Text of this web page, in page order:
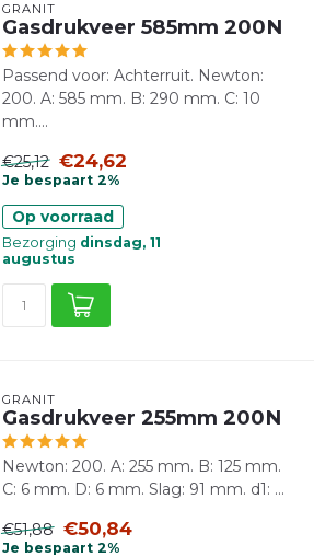
GRANIT
Gasdrukveer 585mm 200N
Passend voor: Achterruit. Newton:
200. A: 585 mm. B: 290 mm. C: 10
mm....
€25,12 €24,62
Je bespaart 2%
Op voorraad
Bezorging dinsdag, 11
augustus
GRANIT
Gasdrukveer 255mm 200N
Newton: 200. A: 255 mm. B: 125 mm.
C: 6 mm. D: 6 mm. Slag: 91 mm. d1: ...
€51,88 €50,84
Je bespaart 2%